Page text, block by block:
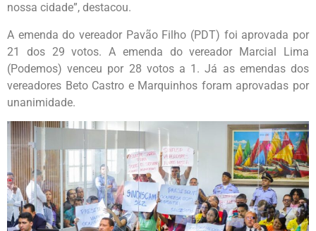
nossa cidade”, destacou.
A emenda do vereador Pavão Filho (PDT) foi aprovada por
21 dos 29 votos. A emenda do vereador Marcial Lima
(Podemos) venceu por 28 votos a 1. Já as emendas dos
vereadores Beto Castro e Marquinhos foram aprovadas por
unanimidade.